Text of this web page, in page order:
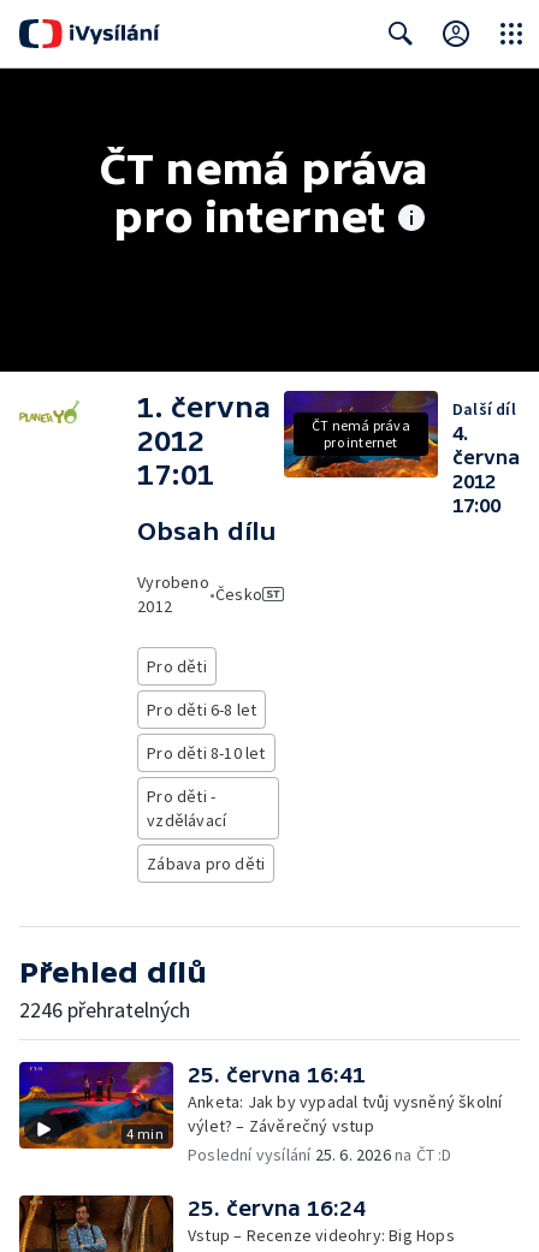
ČT nemá práva
pro internet
1. června
2012
17:01
Obsah dílu
Vyrobeno
2012
•Česko
Pro děti
Pro děti 6-8 let
Pro děti 8-10 let
Pro děti -
vzdělávací
Zábava pro děti
ČT nemá práva
pro internet
Další díl
4.
června
2012
17:00
Přehled dílů
2246 přehratelných
4 min
25. června 16:41
Anketa: Jak by vypadal tvůj vysněný školní
výlet? – Závěrečný vstup
Poslední vysílání 25. 6. 2026na ČT :D
25. června 16:24
Vstup – Recenze videohry: Big Hops